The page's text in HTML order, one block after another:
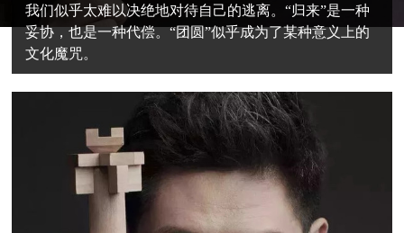
我们似乎太难以决绝地对待自己的逃离。“归来”是一种
妥协，也是一种代偿。“团圆”似乎成为了某种意义上的
文化魔咒。